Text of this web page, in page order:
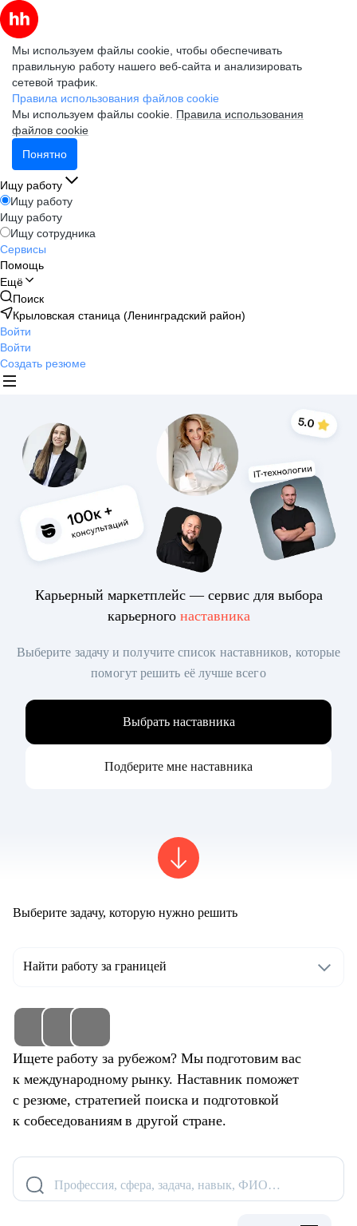
Мы используем файлы cookie, чтобы обеспечивать
правильную работу нашего веб-сайта и анализировать
сетевой трафик.
Правила использования файлов cookie
Мы используем файлы cookie. Правила использования
файлов cookie
Понятно
Ищу работу
Ищу работу
Ищу работу
Ищу сотрудника
Сервисы
Помощь
Ещё
Поиск
Крыловская станица (Ленинградский район)
Войти
Войти
Создать резюме
Карьерный маркетплейс — сервис для выбора
карьерного наставника
Выберите задачу и получите список наставников, которые
помогут решить её лучше всего
Выбрать наставника
Подберите мне наставника
Выберите задачу, которую нужно решить
Найти работу за границей
Ищете работу за рубежом? Мы подготовим вас
к международному рынку. Наставник поможет
с резюме, стратегией поиска и подготовкой
к собеседованиям в другой стране.
Профессия, сфера, задача, навык, ФИО…